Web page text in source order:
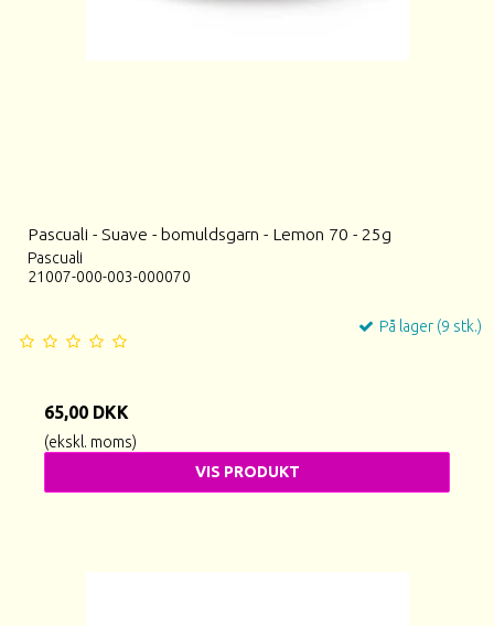
Pascuali - Suave - bomuldsgarn - Lemon 70 - 25g
Pascuali
21007-000-003-000070
På lager (9 stk.)
65,00 DKK
(ekskl. moms)
VIS PRODUKT